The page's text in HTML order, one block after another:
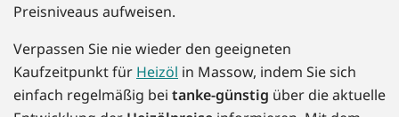
Preisniveaus aufweisen.
Verpassen Sie nie wieder den geeigneten
Kaufzeitpunkt für Heizöl in Massow, indem Sie sich
einfach regelmäßig bei tanke-günstig über die aktuelle